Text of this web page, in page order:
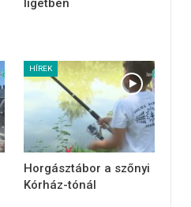
ligetben
HÍREK
Horgásztábor a szőnyi
Kórház-tónál